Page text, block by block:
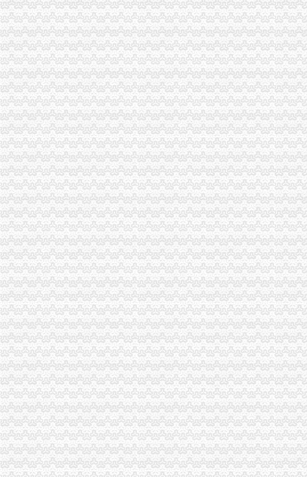
未及时变更《收发货人报关注册登记证书》海关也要处罚？-处罚
变更进出口收发货人注册登记证书需提交什么资料?_海关外贸咨询_
海关进出口收发货人报关注册登记证书过期怎么补办_政务咨询_浙江电
关于海关收发货人登记证书人变…-海关百问
变更收发货人报关注册登记证书的…-海关百问
上海海关：收发货人报关注册登记证书过期-报关员通关指南--育路报关
北京海关：《进出口收发货人登记证书》丢失-报关员网-吧
福州海关：收发货人证书重新注册登记
北京海关：《进出口收发货人登记证书》丢失-报关员通关指南--育路报
《海关进出口收发货人登记证书》到期换证_烟台网上民声_胶东在线
关于登记证书的发证机构,下列说错误的是（）。A.收发货人登记证
[置顶]进出口代理报关自理报关企业进出口收发货人办理海关注册登记
收发货人报关注册登记证书的遗失补办-通关监管海关业务咨询-通关
海关进出口货物收发货人报关注册登记证书逾期未年审_政务咨询_浙江
关于中华共和国海关进出口货物收发货人报关注册登记证书网上办
进出口收发货人报关注册登记证证书换证问题-阿里巴巴行业问答
变更海关收发货人登记刚办过分享给大家-外贸政策-福步外贸论坛
海关进出口货物收发货人报关注册登记证书有什么用？_已解决-阿里
海关进出口货物收发货人报关注册登记证书有什么用？_已解决-阿里
进出口收发货人报关注册登记证书注册信息变更须知
人代表变更更新中人华民共和国海关进出口货物收发货人报关注册登
收发货人备案登记表(即海关证书)变更所需资料及注意事项-hexin_
变更进出口收发货人注册登记证书需提交什么资料?-新海关外贸政
进出口收发货人注册登记变更
进出口货物收发货人应当在办理注册登记许可延期的同时办理换领进出
济南长增国际贸易有限公司海关进出口货物收发货人注册登记证书挂失
海关办理进出口收发货人注册登记及换证所需的资料,2010年|,2010
关于进出口收发货人年审的办理
2014三、办理海关《进出口货物收发货人》注册登记变更手续须知和相
进口红酒怎样做收发货人备案,标签备案代理-供应信息-环球经贸网
进出口收发货人注册登记
代办货物进出口权代办海关登记证多少钱-爱喇叭网
义乌外贸公司注册进出口收发货人注册登记【今日推荐网-金华工商/税